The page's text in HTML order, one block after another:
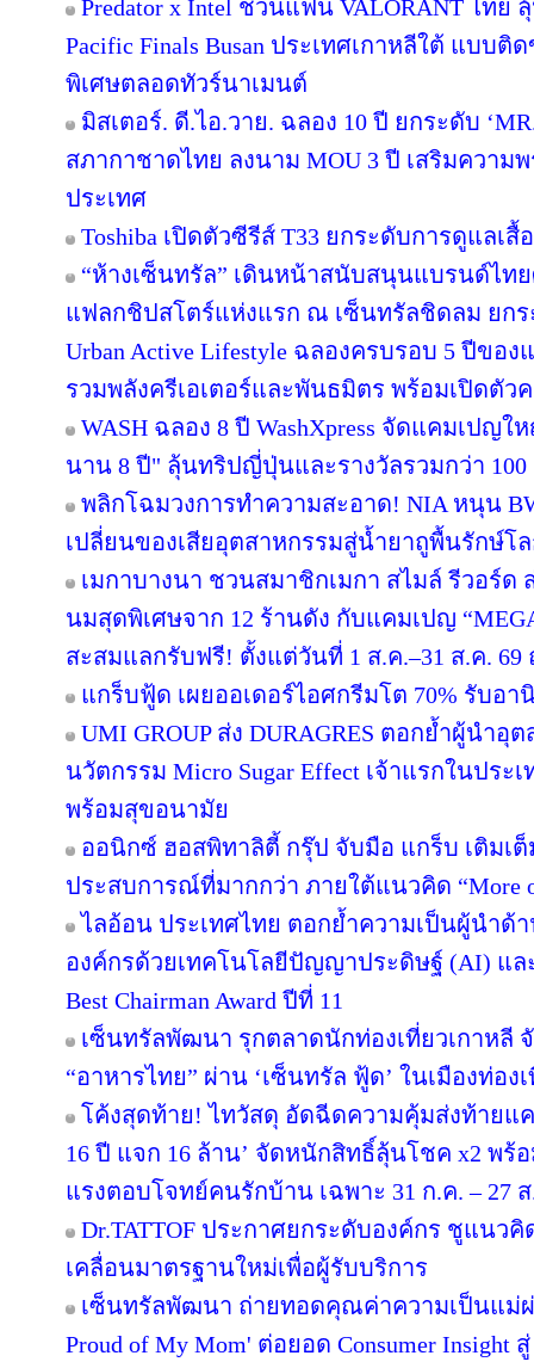
Predator x Intel ชวนแฟน VALORANT ไท
Pacific Finals Busan ประเทศเกาหลีใต้ แบบ
พิเศษตลอดทัวร์นาเมนต์
มิสเตอร์. ดี.ไอ.วาย. ฉลอง 10 ปี ยกระดับ
สภากาชาดไทย ลงนาม MOU 3 ปี เสริมความ
ประเทศ
Toshiba เปิดตัวซีรีส์ T33 ยกระดับการดูแลเ
“ห้างเซ็นทรัล” เดินหน้าสนับสนุนแบรนด์ไทย
แฟลกชิปสโตร์แห่งแรก ณ เซ็นทรัลชิดลม ยก
Urban Active Lifestyle ฉลองครบรอบ 5 ปีของ
รวมพลังครีเอเตอร์และพันธมิตร พร้อมเปิดตัว
WASH ฉลอง 8 ปี WashXpress จัดแคมเปญ
นาน 8 ปี" ลุ้นทริปญี่ปุ่นและรางวัลรวมกว่า 100
พลิกโฉมวงการทำความสะอาด! NIA หนุน
เปลี่ยนของเสียอุตสาหกรรมสู่น้ำยาถูพื้นรักษ์โ
เมกาบางนา ชวนสมาชิกเมกา สไมล์ รีวอร์ด
นมสุดพิเศษจาก 12 ร้านดัง กับแคมเปญ
สะสมแลกรับฟรี! ตั้งแต่วันที่ 1 ส.ค.–31 ส.ค.
แกร็บฟู้ด เผยออเดอร์ไอศกรีมโต 70% รับอา
UMI GROUP ส่ง DURAGRES ตอกย้ำผู้นำอุ
นวัตกรรม Micro Sugar Effect เจ้าแรกในปร
พร้อมสุขอนามัย
ออนิกซ์ ฮอสพิทาลิตี้ กรุ๊ป จับมือ แกร็บ เติมเ
ประสบการณ์ที่มากกว่า ภายใต้แนวคิด “More
ไลอ้อน ประเทศไทย ตอกย้ำความเป็นผู้นำด้
องค์กรด้วยเทคโนโลยีปัญญาประดิษฐ์ (AI) และ
Best Chairman Award ปีที่ 11
เซ็นทรัลพัฒนา รุกตลาดนักท่องเที่ยวเกาหลี
“อาหารไทย” ผ่าน ‘เซ็นทรัล ฟู้ด’ ในเมืองท่อง
โค้งสุดท้าย! ไทวัสดุ อัดฉีดความคุ้มส่งท้ายแ
16 ปี แจก 16 ล้าน’ จัดหนักสิทธิ์ลุ้นโชค x2 พ
แรงตอบโจทย์คนรักบ้าน เฉพาะ 31 ก.ค. – 27
Dr.TATTOF ประกาศยกระดับองค์กร ชูแนว
เคลื่อนมาตรฐานใหม่เพื่อผู้รับบริการ
เซ็นทรัลพัฒนา ถ่ายทอดคุณค่าความเป็นแม่ผ่า
Proud of My Mom' ต่อยอด Consumer Insight